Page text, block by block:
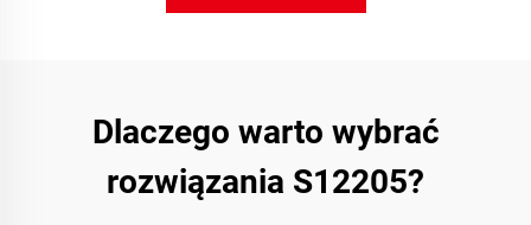
Dlaczego warto wybrać
rozwiązania S12205?